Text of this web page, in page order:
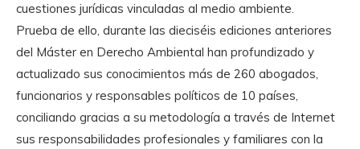
cuestiones jurídicas vinculadas al medio ambiente.
Prueba de ello, durante las dieciséis ediciones anteriores
del Máster en Derecho Ambiental han profundizado y
actualizado sus conocimientos más de 260 abogados,
funcionarios y responsables políticos de 10 países,
conciliando gracias a su metodología a través de Internet
sus responsabilidades profesionales y familiares con la